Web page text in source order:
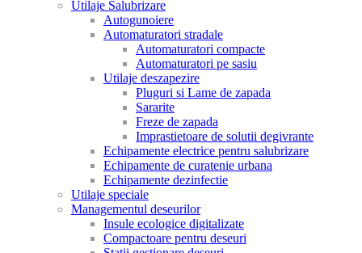
Utilaje Salubrizare
Autogunoiere
Automaturatori stradale
Automaturatori compacte
Automaturatori pe sasiu
Utilaje deszapezire
Pluguri si Lame de zapada
Sararite
Freze de zapada
Imprastietoare de solutii degivrante
Echipamente electrice pentru salubrizare
Echipamente de curatenie urbana
Echipamente dezinfectie
Utilaje speciale
Managementul deseurilor
Insule ecologice digitalizate
Compactoare pentru deseuri